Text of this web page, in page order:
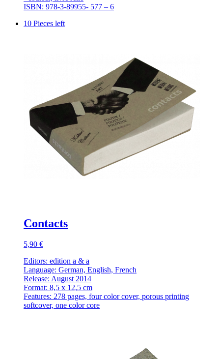
ISBN: 978-3-89955- 577 – 6
10 Pieces left
Contacts
5,90 €
Editors: edition a & a
Language: German, English, French
Release: August 2014
Format: 8,5 x 12,5 cm
Features: 278 pages, four color cover, porous printing
softcover, one color core